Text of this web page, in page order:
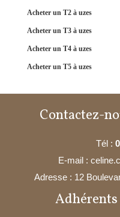
acheter un T2 à uzes
acheter un T3 à uzes
acheter un T4 à uzes
acheter un T5 à uzes
Contactez-
Tél :
E-mail :
Adresse : 12
Adhérents